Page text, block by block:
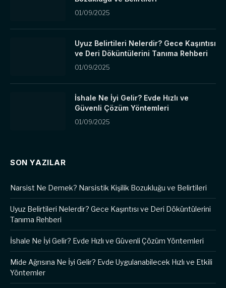
01/09/2025
Uyuz Belirtileri Nelerdir? Gece Kaşıntısı
ve Deri Döküntülerini Tanıma Rehberi
01/09/2025
İshale Ne İyi Gelir? Evde Hızlı ve
Güvenli Çözüm Yöntemleri
01/09/2025
SON YAZILAR
Narsist Ne Demek? Narsistik Kişilik Bozukluğu ve Belirtileri
Uyuz Belirtileri Nelerdir? Gece Kaşıntısı ve Deri Döküntülerini
Tanıma Rehberi
İshale Ne İyi Gelir? Evde Hızlı ve Güvenli Çözüm Yöntemleri
Mide Ağrısına Ne İyi Gelir? Evde Uygulanabilecek Hızlı ve Etkili
Yöntemler